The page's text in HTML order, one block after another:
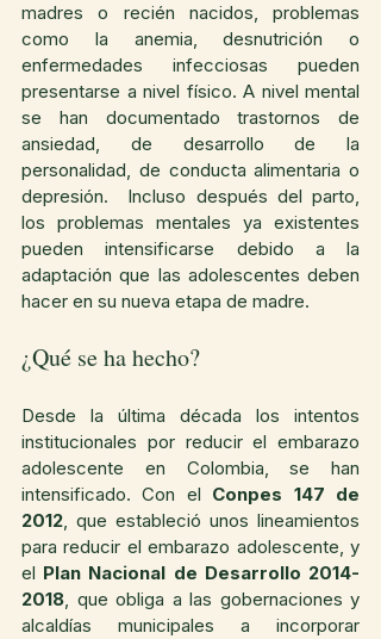
madres o recién nacidos, problemas
como la anemia, desnutrición o
enfermedades infecciosas pueden
presentarse a nivel físico. A nivel mental
se han documentado trastornos de
ansiedad, de desarrollo de la
personalidad, de conducta alimentaria o
depresión.  Incluso después del parto,
los problemas mentales ya existentes
pueden intensificarse debido a la
adaptación que las adolescentes deben
hacer en su nueva etapa de madre.
¿Qué se ha hecho?
Desde la última década los intentos
institucionales por reducir el embarazo
adolescente en Colombia, se han
intensificado. Con el Conpes 147 de
2012, que estableció unos lineamientos
para reducir el embarazo adolescente, y
el Plan Nacional de Desarrollo 2014-
2018, que obliga a las gobernaciones y
alcaldías municipales a incorporar